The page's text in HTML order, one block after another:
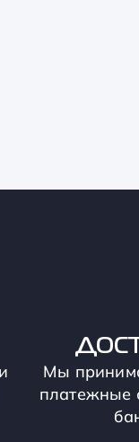
Мы
платежные